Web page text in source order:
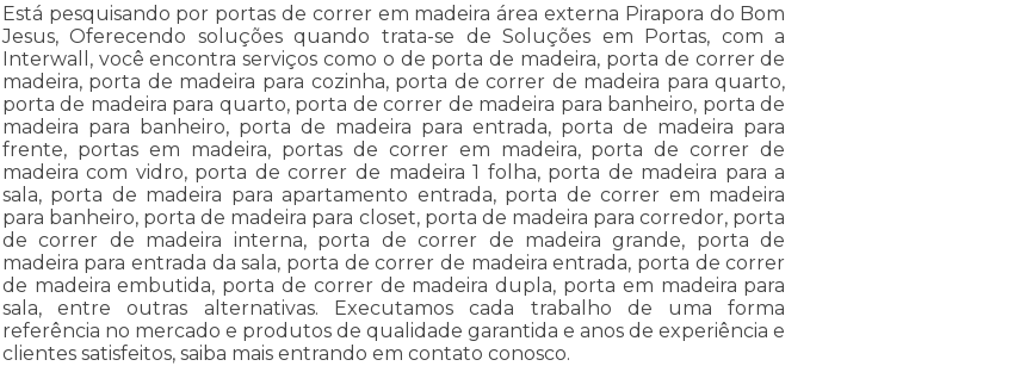
Está pesquisando por portas de correr em madeira área externa Pirapora do Bom
Jesus, Oferecendo soluções quando trata-se de Soluções em Portas, com a
Interwall, você encontra serviços como o de porta de madeira, porta de correr de
madeira, porta de madeira para cozinha, porta de correr de madeira para quarto,
porta de madeira para quarto, porta de correr de madeira para banheiro, porta de
madeira para banheiro, porta de madeira para entrada, porta de madeira para
frente, portas em madeira, portas de correr em madeira, porta de correr de
madeira com vidro, porta de correr de madeira 1 folha, porta de madeira para a
sala, porta de madeira para apartamento entrada, porta de correr em madeira
para banheiro, porta de madeira para closet, porta de madeira para corredor, porta
de correr de madeira interna, porta de correr de madeira grande, porta de
madeira para entrada da sala, porta de correr de madeira entrada, porta de correr
de madeira embutida, porta de correr de madeira dupla, porta em madeira para
sala, entre outras alternativas. Executamos cada trabalho de uma forma
referência no mercado e produtos de qualidade garantida e anos de experiência e
clientes satisfeitos, saiba mais entrando em contato conosco.